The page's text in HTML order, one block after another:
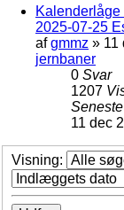
Kalenderlåge
2025-07-25
afgmmz » 11
jernbaner
0 Svar
1207
11 dec
Visning: